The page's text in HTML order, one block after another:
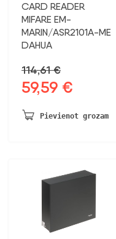
CARD READER
MIFARE EM-
MARIN/ASR2101A-ME
DAHUA
114,61€
Sākotnējā
bija:
59,59 €
ir:
Pievienot grozam